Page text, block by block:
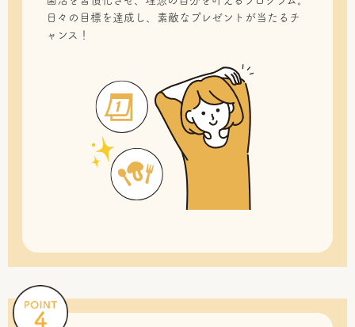
日々の目標を達成し、素敵なプレゼントが当たるチ
ャンス！